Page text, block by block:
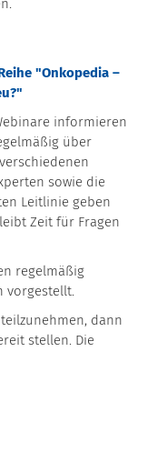
"Onkopedia –
informieren
über
sowie die
Leitlinie geben
Zeit für Fragen
regelmäßig
vorgestellt.
dann
stellen. Die